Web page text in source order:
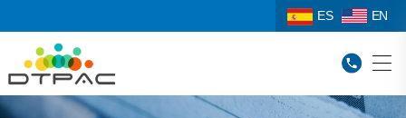
ES EN